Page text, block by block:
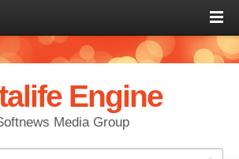
Engine
Media Group